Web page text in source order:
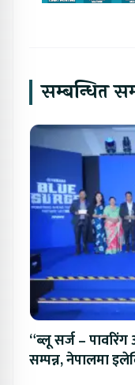
सम्बन्धित
“ब्लू सर्ज –
सम्पन्न, नेपालमा